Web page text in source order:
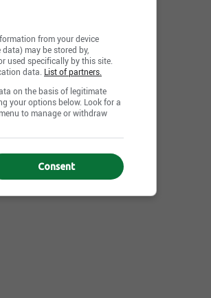
from your device
may be stored by,
used specifically by this site.
data. List of partners.
on the basis of legitimate
your options below. Look for a
to manage or withdraw
Consent